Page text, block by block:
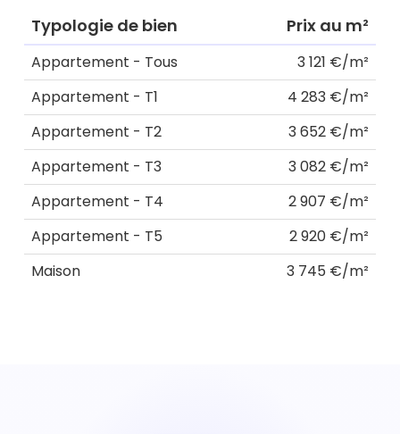
Typologie de bien Prix au m²
Appartement - Tous
3 121 €/m²
Appartement - T1
4 283 €/m²
Appartement - T2
3 652 €/m²
Appartement - T3
3 082 €/m²
Appartement - T4
2 907 €/m²
Appartement - T5
2 920 €/m²
Maison
3 745 €/m²